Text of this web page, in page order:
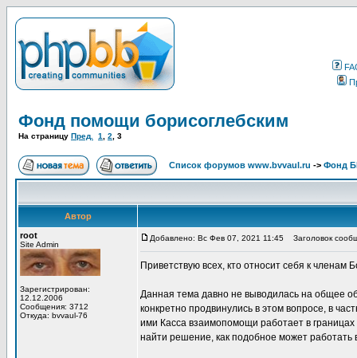
Фонд помощи борисоглебским
На страницу Пред. 1 2 3
Список форумов www.bvvaul.ru -> Фонд
Автор
root
Site Admin
Зарегистрирован:
12.12.2006
Сообщения: 3712
Откуда: bvvaul-76
Добавлено: Вс Фев 07, 2021 11:45 Заголовок
Приветствую всех, кто относит себя к членам
Данная тема давно не выводилась на общее
конкретно продвинулись в этом вопросе, в
ими Касса взаимопомощи работает в границах
найти решение, как подобное может